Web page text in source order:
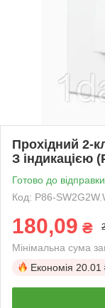
Прохідний 2-
З індикацією
Готово до відправки
Код: P86-
180,09 ₴
Мінімальна сума
Економія 20.01